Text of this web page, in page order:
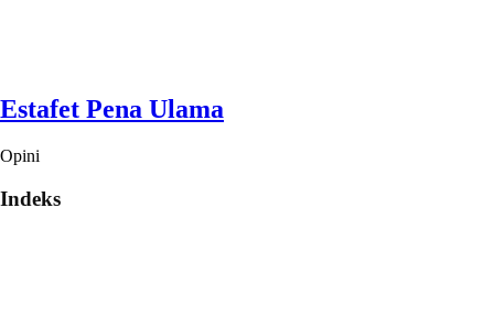
Estafet Pena Ulama
Opini
Indeks